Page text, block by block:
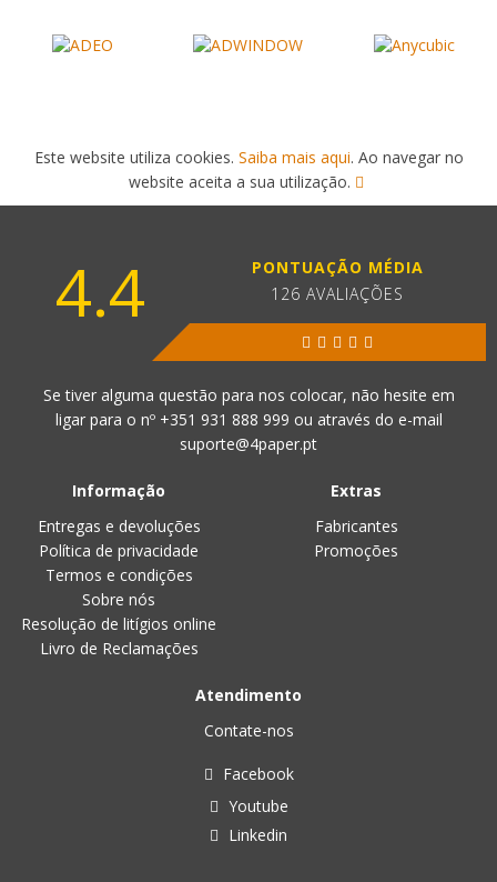
Este website utiliza cookies. Saiba mais aqui. Ao navegar no
website aceita a sua utilização.
4.4
PONTUAÇÃO MÉDIA
126 AVALIAÇÕES
Se tiver alguma questão para nos colocar, não hesite em
ligar para o nº +351 931 888 999 ou através do e-mail
suporte@4paper.pt
Informação
Entregas e devoluções
Política de privacidade
Termos e condições
Sobre nós
Resolução de litígios online
Livro de Reclamações
Extras
Fabricantes
Promoções
Atendimento
Contate-nos
Facebook
Youtube
Linkedin